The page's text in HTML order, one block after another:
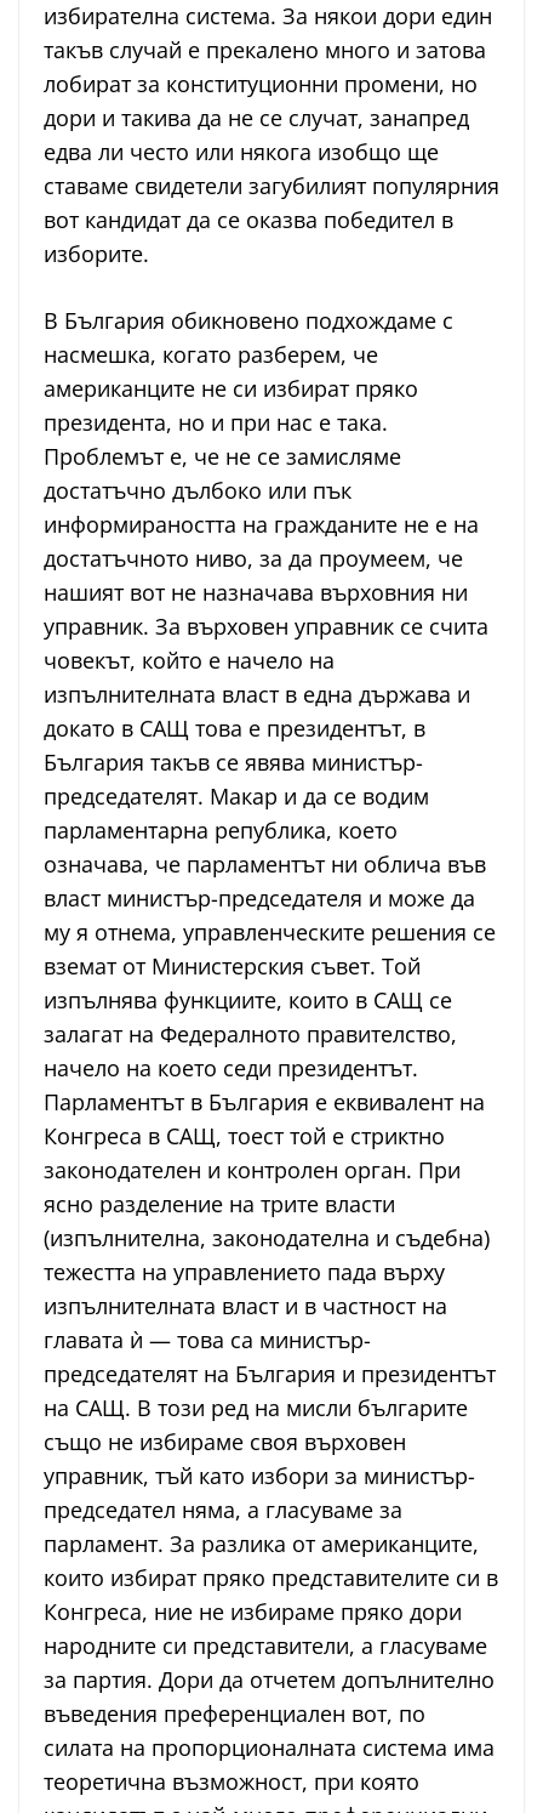
избирателна система. За някои дори един
такъв случай е прекалено много и затова
лобират за конституционни промени, но
дори и такива да не се случат, занапред
едва ли често или някога изобщо ще
ставаме свидетели загубилият популярния
вот кандидат да се оказва победител в
изборите.
В България обикновено подхождаме с
насмешка, когато разберем, че
американците не си избират пряко
президента, но и при нас е така.
Проблемът е, че не се замисляме
достатъчно дълбоко или пък
информираността на гражданите не е на
достатъчното ниво, за да проумеем, че
нашият вот не назначава върховния ни
управник. За върховен управник се счита
човекът, който е начело на
изпълнителната власт в една държава и
докато в САЩ това е президентът, в
България такъв се явява министър-
председателят. Макар и да се водим
парламентарна република, което
означава, че парламентът ни облича във
власт министър-председателя и може да
му я отнема, управленческите решения се
вземат от Министерския съвет. Той
изпълнява функциите, които в САЩ се
залагат на Федералното правителство,
начело на което седи президентът.
Парламентът в България е еквивалент на
Конгреса в САЩ, тоест той е стриктно
законодателен и контролен орган. При
ясно разделение на трите власти
(изпълнителна, законодателна и съдебна)
тежестта на управлението пада върху
изпълнителната власт и в частност на
главата ѝ — това са министър-
председателят на България и президентът
на САЩ. В този ред на мисли българите
също не избираме своя върховен
управник, тъй като избори за министър-
председател няма, а гласуваме за
парламент. За разлика от американците,
които избират пряко представителите си в
Конгреса, ние не избираме пряко дори
народните си представители, а гласуваме
за партия. Дори да отчетем допълнително
въведения преференциален вот, по
силата на пропорционалната система има
теоретична възможност, при която